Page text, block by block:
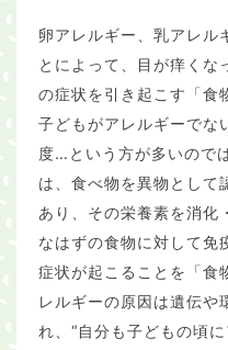
卵アレルギー、乳アレル
とによって、目が痒くな
の症状を引き起こす「食
子どもがアレルギーでな
度…という方が多いので
は、食べ物を異物として
あり、その栄養素を消化
なはずの食物に対して免
症状が起こることを「食
レルギーの原因は遺伝や
れ、“自分も子どもの頃